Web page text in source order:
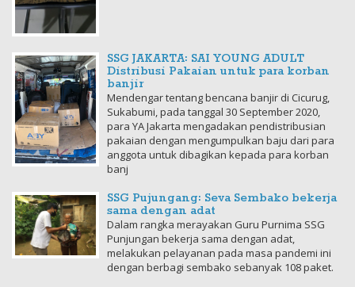
SSG JAKARTA: SAI YOUNG ADULT
Distribusi Pakaian untuk para korban
banjir
Mendengar tentang bencana banjir di Cicurug,
Sukabumi, pada tanggal 30 September 2020,
para YA Jakarta mengadakan pendistribusian
pakaian dengan mengumpulkan baju dari para
anggota untuk dibagikan kepada para korban
banj
SSG Pujungang: Seva Sembako bekerja
sama dengan adat
Dalam rangka merayakan Guru Purnima SSG
Punjungan bekerja sama dengan adat,
melakukan pelayanan pada masa pandemi ini
dengan berbagi sembako sebanyak 108 paket.